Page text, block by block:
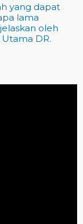
yang dapat
lama
oleh
Utama DR.